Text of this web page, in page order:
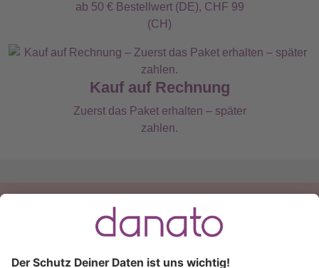
ab 50 € Bestellwert (DE), CHF 99
(CH)
Kauf auf Rechnung
Zuerst das Paket erhalten – später
zahlen.
Du hast eine Frage?
+49 (0) 511 51 56 0300
schreib uns eineE-Mail